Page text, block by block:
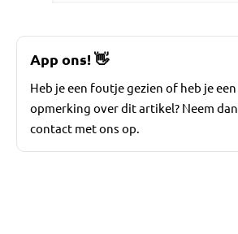
App ons!👋
Heb je een foutje gezien of heb je een
opmerking over dit artikel? Neem dan
contact met ons op.